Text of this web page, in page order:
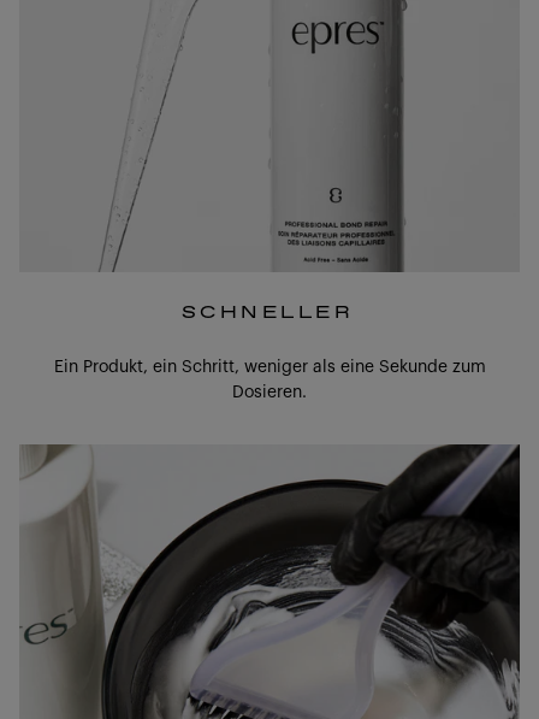
SCHNELLER
Ein Produkt, ein Schritt, weniger als eine Sekunde zum
Dosieren.